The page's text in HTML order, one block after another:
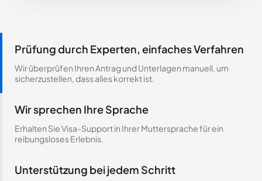
Prüfung durch Experten, einfaches Verfahren
Wir überprüfen Ihren Antrag und Unterlagen manuell, um
sicherzustellen, dass alles korrekt ist.
Wir sprechen Ihre Sprache
Erhalten Sie Visa-Support in Ihrer Muttersprache für ein
reibungsloses Erlebnis.
Unterstützung bei jedem Schritt